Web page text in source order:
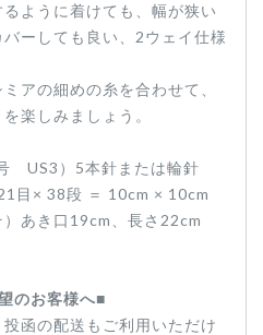
ように着けても、幅が狭い
ーしても良い、2ウェイ仕様
アの細めの糸を合わせて、
楽しみましょう。
US3）5本針または輪針
目× 38段 ＝ 10cm × 10cm
あき口19cm、長さ22cm
のお客様へ■
函の配送もご利用いただけ